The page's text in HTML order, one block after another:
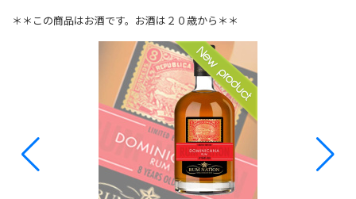
＊＊この商品はお酒です。お酒は２０歳から＊＊